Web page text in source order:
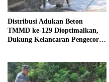
Distribusi Adukan Beton
TMMD ke-129 Dioptimalkan,
Dukung Kelancaran Pengecoran